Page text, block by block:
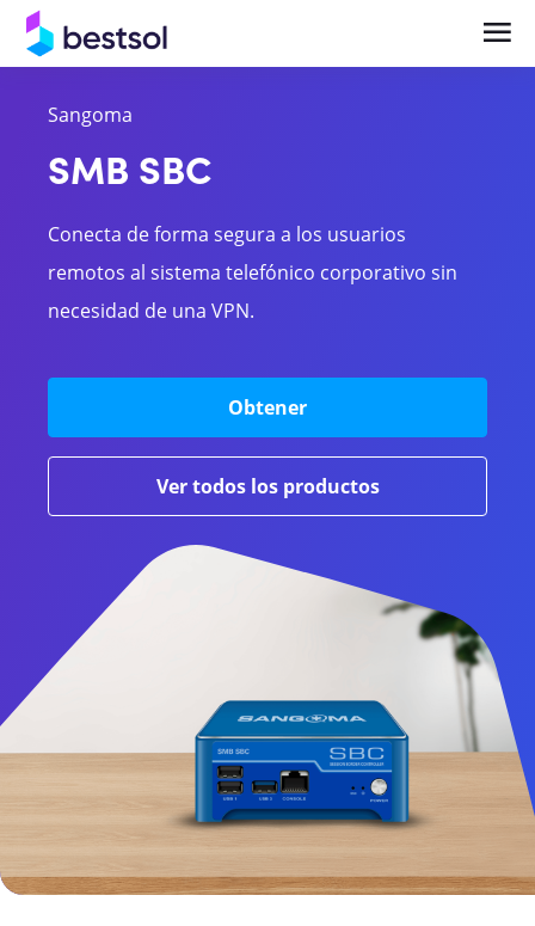
Central Telefónica IP y Comunicaciones
Empresariales
Inteligentes
Teléfonos y terminales IP
Bases celulares
Videocolaboración
Intercomunicador
Perifoneos
Sangoma
SMB SBC
Conecta de forma segura a los usuarios
remotos al sistema telefónico corporativo sin
necesidad de una VPN.
Obtener
Ver todos los productos